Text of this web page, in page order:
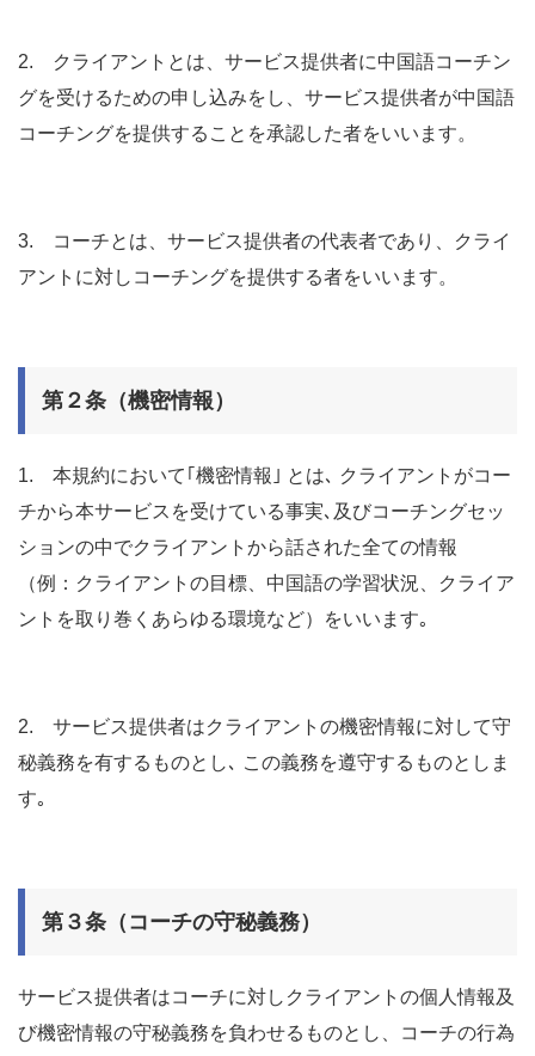
2. クライアントとは、サービス提供者に中国語コーチン
グを受けるための申し込みをし、サービス提供者が中国語
コーチングを提供することを承認した者をいいます。
3. コーチとは、サービス提供者の代表者であり、クライ
アントに対しコーチングを提供する者をいいます。
第２条（機密情報）
1. 本規約において｢機密情報｣ とは､ クライアントがコー
チから本サービスを受けている事実､及びコーチングセッ
ションの中でクライアントから話された全ての情報
（例：クライアントの目標、中国語の学習状況、クライア
ントを取り巻くあらゆる環境など）をいいます｡
2. サービス提供者はクライアントの機密情報に対して守
秘義務を有するものとし､ この義務を遵守するものとしま
す｡
第３条（コーチの守秘義務）
サービス提供者はコーチに対しクライアントの個人情報及
び機密情報の守秘義務を負わせるものとし、コーチの行為